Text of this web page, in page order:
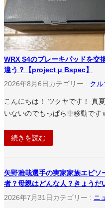
WRX S4のブレーキパッドを交
違う？【project μ Bspec】
2026年8月6日 カテゴリー : クル
こんにちは！ ツクヤです！ 真
いないのでもっぱら車移動です
続きを読む
矢野雅哉選手の実家家族エピ
者？母親はどんな人？きょうだ
2026年7月31日 カテゴリー : ニ